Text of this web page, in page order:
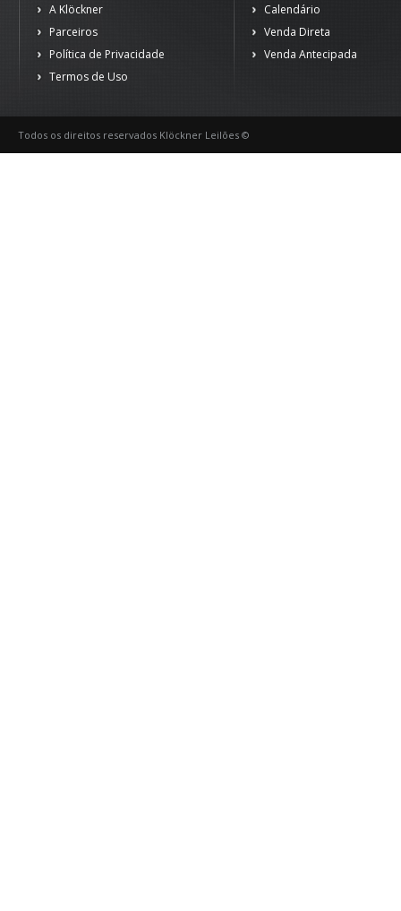
A Klöckner
Parceiros
Política de Privacidade
Termos de Uso
Calendário
Venda Direta
Venda Antecipada
Todos os direitos reservados Klöckner Leilões ©